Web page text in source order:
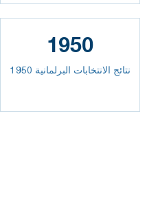
1950
نتائج الانتخابات البرلمانية 1950